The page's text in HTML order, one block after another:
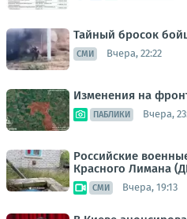
Тайный бросок
СМИ Вчера, 22:22
Изменения на
ПАБЛИКИ Вчера,
Российские
Красного Лимана
СМИ Вчера, 19:13